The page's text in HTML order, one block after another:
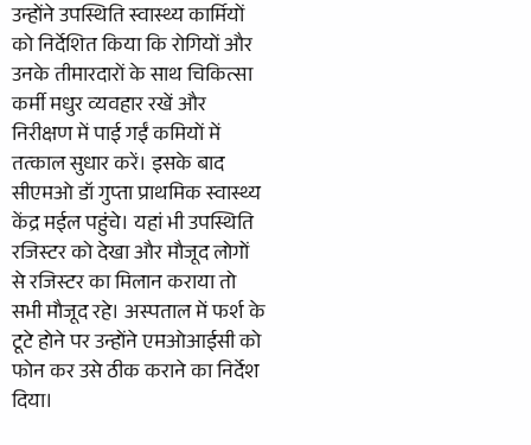
उन्होंने उपस्थिति स्वास्थ्य कार्मियों
को निर्देशित किया कि रोगियों और
उनके तीमारदारों के साथ चिकित्सा
कर्मी मधुर व्यवहार रखें और
निरीक्षण में पाई गईं कमियों में
तत्काल सुधार करें। इसके बाद
सीएमओ डॉ गुप्ता प्राथमिक स्वास्थ्य
केंद्र मईल पहुंचे। यहां भी उपस्थिति
रजिस्टर को देखा और मौजूद लोगों
से रजिस्टर का मिलान कराया तो
सभी मौजूद रहे। अस्पताल में फर्श के
टूटे होने पर उन्होंने एमओआईसी को
फोन कर उसे ठीक कराने का निर्देश
दिया।